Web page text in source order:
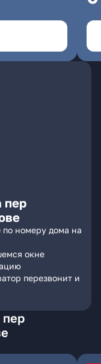
пер
по номеру дома на
окне
перезвонит и
пер